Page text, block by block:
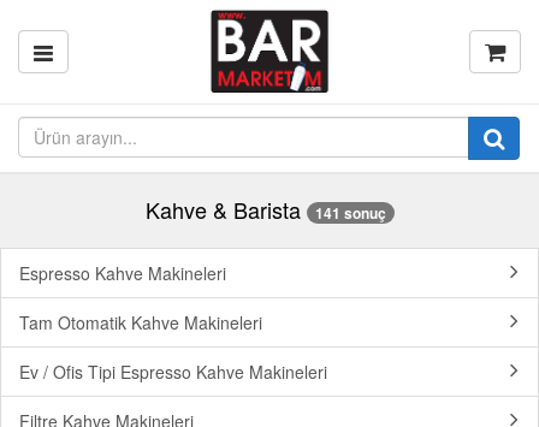
Kahve & Barista 141 sonuç
Espresso Kahve Makineleri
Tam Otomatik Kahve Makineleri
Ev / Ofis Tipi Espresso Kahve Makineleri
Filtre Kahve Makineleri